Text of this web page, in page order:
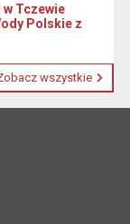
Tczewie
Polskie z
wszystkie